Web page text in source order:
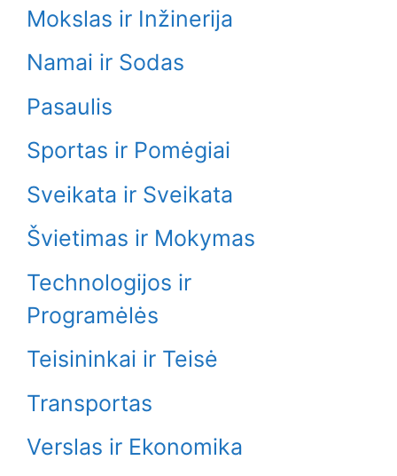
Mokslas ir Inžinerija
Namai ir Sodas
Pasaulis
Sportas ir Pomėgiai
Sveikata ir Sveikata
Švietimas ir Mokymas
Technologijos ir
Programėlės
Teisininkai ir Teisė
Transportas
Verslas ir Ekonomika